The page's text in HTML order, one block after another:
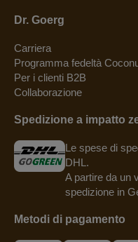
Dr. Goerg
Carriera
Programma fedeltà
Per i clienti B2B
Collaborazione
Spedizione a impatto
Le spese di
DHL.
A partire da un
spedizione in
Metodi di pagamento